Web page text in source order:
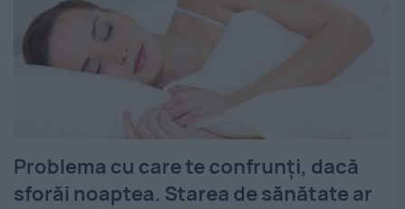
Problema cu care te confrunți, dacă
sforăi noaptea. Starea de sănătate ar